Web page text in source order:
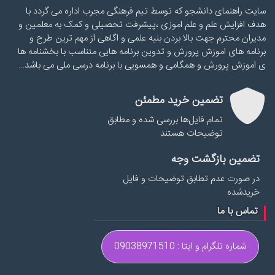
سایت راهنمای دانشجو که توسط تیم فرهنگی مجرب اداره می گردد با
هدف افزایش علم و علم اموزی ،پیشرفت تحصیلی و کمک به معلمین و
مدیران محترم جهت بالا بردن بنیه علمی و اگاهی از مهم ترین طرح و
برنامه های اموزش پرورش و تدوین برنامه هایی متناسب با بخشنامه ها
ی اموزش پرورش و همگامی و همسویی با برنامه درسی ملی می باشد…
تضمین خرید مطمئن
تمام فایل‌ها بررسی شده و مطابق
توضیحات هستند
تضمین بازگشت وجه
در صورت عدم تطابق توضیحات و فایل
خریدشده
تماس با ما
شماره تلگرام و ایتا : 09038971510